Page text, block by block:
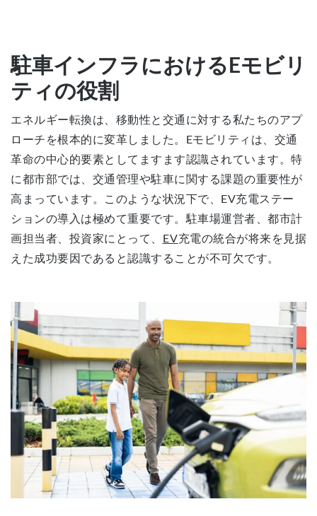
駐車インフラにおけるEモビリ
ティの役割
エネルギー転換は、移動性と交通に対する私たちのアプ
ローチを根本的に変革しました。Eモビリティは、交通
革命の中心的要素としてますます認識されています。特
に都市部では、交通管理や駐車に関する課題の重要性が
高まっています。このような状況下で、EV充電ステー
ションの導入は極めて重要です。駐車場運営者、都市計
画担当者、投資家にとって、 EV充電の統合が将来を見据
えた成功要因であると認識することが不可欠です。